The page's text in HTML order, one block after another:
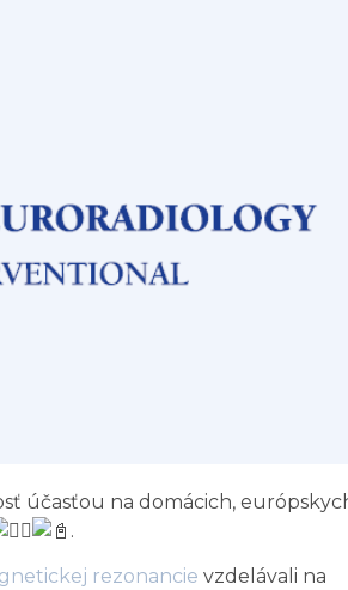
účasťou na domácich,
.
rezonancie vzdelávali na